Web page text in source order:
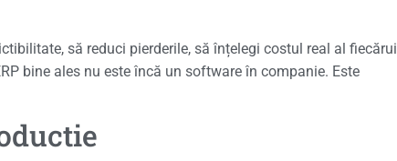
să reduci pierderile, să înțelegi costul real al fiecărui
bine ales nu este încă un software în companie. Este